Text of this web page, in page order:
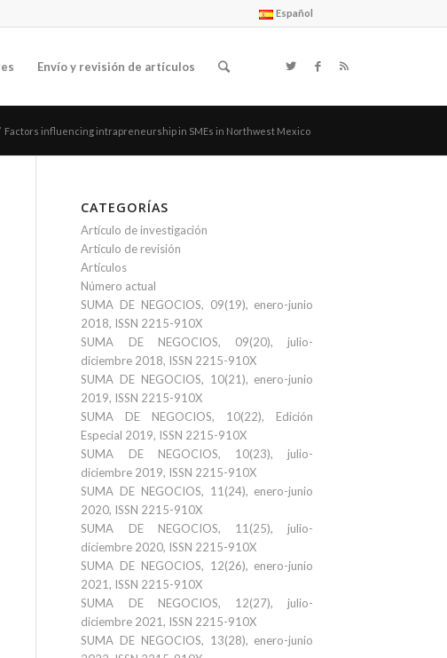
Español
Envío y revisión de artículos
Factors influencing intrapreneurship in SMEs in Northwest Mexico
CATEGORÍAS
Artículo de investigación
Artículo de revisión
Artículos
Número actual
SUMA DE NEGOCIOS, 09(19), enero-junio
2018, ISSN 2215-910X
SUMA DE NEGOCIOS, 09(20), julio-
diciembre 2018, ISSN 2215-910X
SUMA DE NEGOCIOS, 10(21), enero-junio
2019, ISSN 2215-910X
SUMA DE NEGOCIOS, 10(22), Edición
Especial 2019, ISSN 2215-910X
SUMA DE NEGOCIOS, 10(23), julio-
diciembre 2019, ISSN 2215-910X
SUMA DE NEGOCIOS, 11(24), enero-junio
2020, ISSN 2215-910X
SUMA DE NEGOCIOS, 11(25), julio-
diciembre 2020, ISSN 2215-910X
SUMA DE NEGOCIOS, 12(26), enero-junio
2021, ISSN 2215-910X
SUMA DE NEGOCIOS, 12(27), julio-
diciembre 2021, ISSN 2215-910X
SUMA DE NEGOCIOS, 13(28), enero-junio